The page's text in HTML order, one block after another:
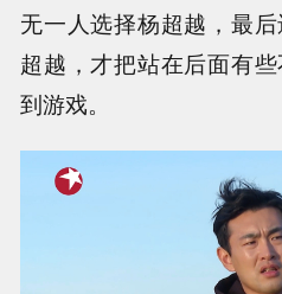
无一人选择杨超越，最
超越，才把站在后面有
到游戏。